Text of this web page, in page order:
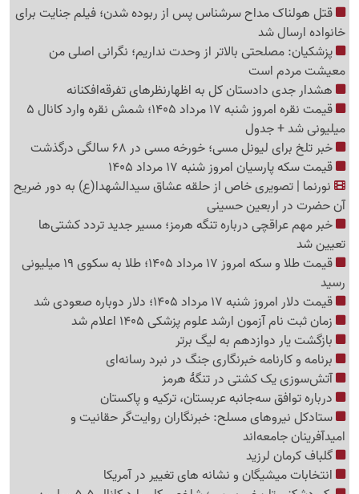
قتل هولناک مداح سرشناس پس از ربوده شدن؛ فیلم جنایت برای
خانواده ارسال شد
پزشکیان: مصلحتی بالاتر از وحدت نداریم؛ نگرانی اصلی من
معیشت مردم است
هشدار جدی دادستان کل به اظهارنظرهای تفرقه‌افکنانه
قیمت نقره امروز شنبه 17 مرداد 1405؛ شمش نقره وارد کانال 5
میلیونی شد + جدول
خبر تلخ برای لیونل مسی؛ خورخه مسی در 68 سالگی درگذشت
قیمت سکه پارسیان امروز شنبه 17 مرداد 1405
نورنما | تصویری خاص از حلقه عشاق سیدالشهدا(ع) به دور ضریح
آن حضرت در اربعین حسینی
خبر مهم عراقچی درباره تنگه هرمز؛ مسیر جدید تردد کشتی‌ها
تعیین شد
قیمت طلا و سکه امروز 17 مرداد 1405؛ طلا به سکوی 19 میلیونی
رسید
قیمت دلار امروز شنبه 17 مرداد 1405؛ دلار دوباره صعودی شد
زمان ثبت نام آزمون ارشد علوم پزشکی 1405 اعلام شد
بازگشت یار دوازدهم به لیگ برتر
برنامه و کارنامه خبرنگاری جنگ در نبرد رسانه‌ای
آتش‌سوزی یک کشتی در تنگهٔ هرمز
درباره توافق سه‌جانبه عربستان، ترکیه و پاکستان
ستادکل نیروهای مسلح: خبرنگاران روایت‌گر حقانیت و
امیدآفرینان جامعه‌اند
گلباف کرمان لرزید
انتخابات میشیگان و نشانه های تغییر در آمریکا